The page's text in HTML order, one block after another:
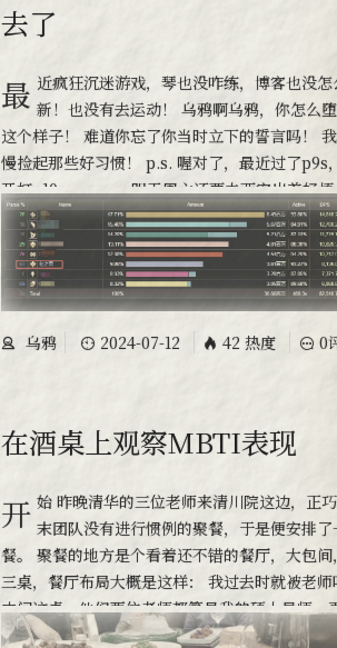
去了
最近疯狂沉迷游戏，琴也没咋练，博客也没怎么更 新！也没有去运动！ 乌鸦啊乌鸦，你怎么
这个样子！ 难道你忘了你当时立下的誓言吗！
慢捡起那些好习惯！ p.s. 喔对了，最近过了p9s
开打p10s。 p.p.s. 明天周六还要去西安出差好烦
乌鸦 2024-07-12 42 热度 0
在酒桌上观察MBTI表现
开始 昨晚清华的三位老师来清川院这边，正巧去年年 末团队没有进行惯例的聚餐，于是便安排了
餐。 聚餐的地方是个看着还不错的餐厅，大包间
三桌，餐厅布局大概是这样： 我过去时就被老师
中间这桌。他们两位老师都算是我的硕士导师，
我也算是管理层了，所以按理来说应该是坐中间